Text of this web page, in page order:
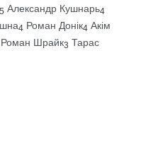
5 Александр Кушнарь4
4 Роман Донік4 Акім
Роман Шрайк3 Тарас